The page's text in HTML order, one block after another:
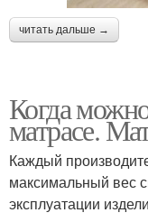
читать дальше →
Когда
матрасе.
Каждый
максимальный вес
эксплуатации